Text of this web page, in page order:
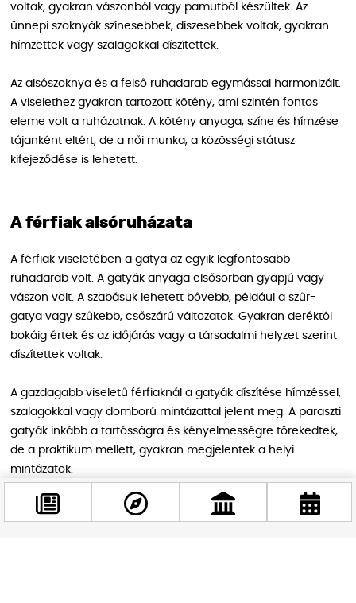
voltak, gyakran vászonból vagy pamutból készültek. Az
ünnepi szoknyák színesebbek, díszesebbek voltak, gyakran
hímzettek vagy szalagokkal díszítettek.
Az alsószoknya és a felső ruhadarab egymással harmonizált.
A viselethez gyakran tartozott kötény, ami szintén fontos
eleme volt a ruházatnak. A kötény anyaga, színe és hímzése
tájanként eltért, de a női munka, a közösségi státusz
kifejeződése is lehetett.
A férfiak alsóruházata
A férfiak viseletében a gatya az egyik legfontosabb
ruhadarab volt. A gatyák anyaga elsősorban gyapjú vagy
vászon volt. A szabásuk lehetett bővebb, például a szűr-
gatya vagy szűkebb, csőszárú változatok. Gyakran deréktól
bokáig értek és az időjárás vagy a társadalmi helyzet szerint
díszítettek voltak.
A gazdagabb viseletű férfiaknál a gatyák díszítése hímzéssel,
szalagokkal vagy domború mintázattal jelent meg. A paraszti
gatyák inkább a tartósságra és kényelmességre törekedtek,
de a praktikum mellett, gyakran megjelentek a helyi
mintázatok.